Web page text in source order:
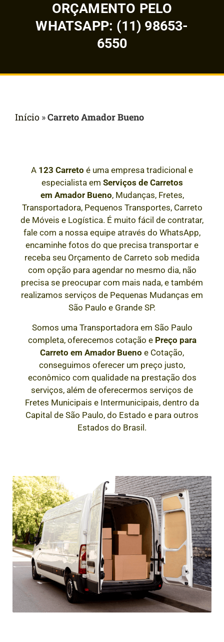
ORÇAMENTO PELO
WHATSAPP: (11) 98653-
6550
Início »Carreto Amador Bueno
A 123 Carreto é uma empresa tradicional e
especialista em Serviços de Carretos
em Amador Bueno, Mudanças, Fretes,
Transportadora, Pequenos Transportes, Carreto
de Móveis e Logística. É muito fácil de contratar,
fale com a nossa equipe através do WhatsApp,
encaminhe fotos do que precisa transportar e
receba seu Orçamento de Carreto sob medida
com opção para agendar no mesmo dia, não
precisa se preocupar com mais nada, e também
realizamos serviços de Pequenas Mudanças em
São Paulo e Grande SP.
Somos uma Transportadora em São Paulo
completa, oferecemos cotação e Preço para
Carreto em Amador Bueno e Cotação,
conseguimos oferecer um preço justo,
econômico com qualidade na prestação dos
serviços, além de oferecermos serviços de
Fretes Municipais e Intermunicipais, dentro da
Capital de São Paulo, do Estado e para outros
Estados do Brasil.